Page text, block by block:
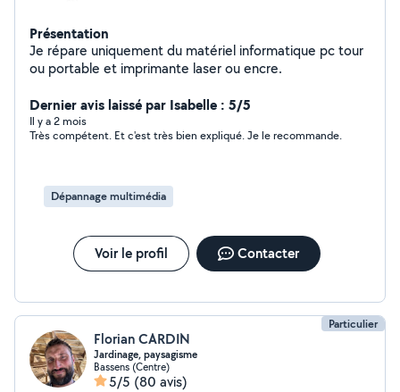
Présentation
Je répare uniquement du matériel informatique pc tour
ou portable et imprimante laser ou encre.
Dernier avis laissé par Isabelle : 5/5
Il y a 2 mois
Très compétent. Et c'est très bien expliqué. Je le recommande.
Dépannage multimédia
Voir le profil Contacter
Particulier
Florian CARDIN
Jardinage, paysagisme
Bassens (Centre)
5/5 (80 avis)